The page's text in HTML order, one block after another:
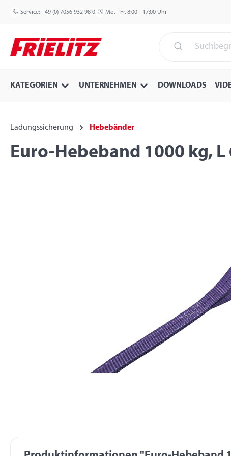
Hauptinhalt springen
Zur Suche springen
Zur Hauptnavigation springen
Service: +49 (0) 7056 932 98 0 Mo. - Fr. 8:00 - 17:00 Uhr
KATEGORIEN UNTERNEHMEN DOWNLOADS
Ladungssicherung Hebebänder
Euro-Hebeband 1000 kg,